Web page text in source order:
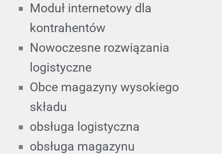
Moduł internetowy dla
kontrahentów
Nowoczesne rozwiązania
logistyczne
Obce magazyny wysokiego
składu
obsługa logistyczna
obsługa magazynu